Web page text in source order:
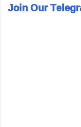
Join Our